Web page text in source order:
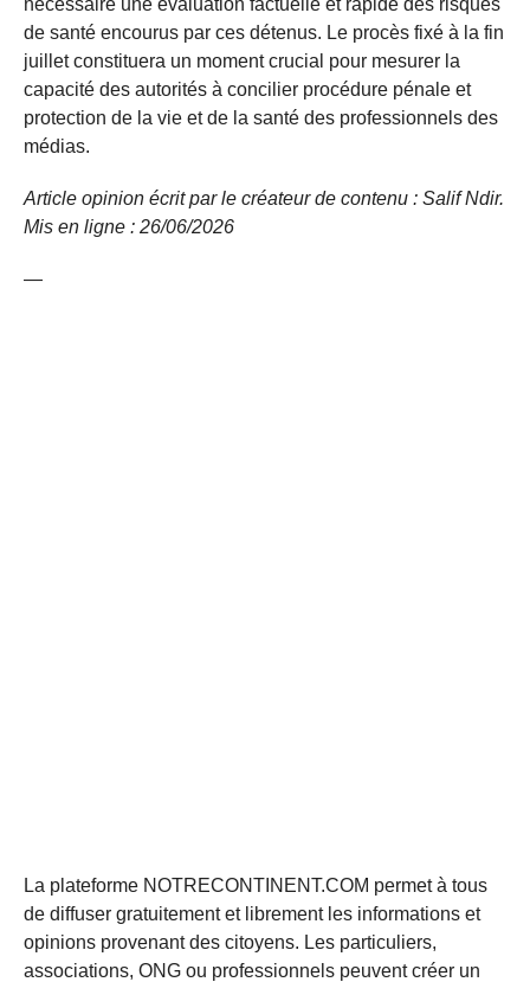
nécessaire une évaluation factuelle et rapide des risques
de santé encourus par ces détenus. Le procès fixé à la fin
juillet constituera un moment crucial pour mesurer la
capacité des autorités à concilier procédure pénale et
protection de la vie et de la santé des professionnels des
médias.
Article opinion écrit par le créateur de contenu : Salif Ndir.
Mis en ligne : 26/06/2026
—
La plateforme NOTRECONTINENT.COM permet à tous
de diffuser gratuitement et librement les informations et
opinions provenant des citoyens. Les particuliers,
associations, ONG ou professionnels peuvent créer un